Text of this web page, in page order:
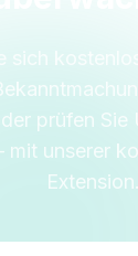
sich
prüfen Sie
mit unserer
Extension.